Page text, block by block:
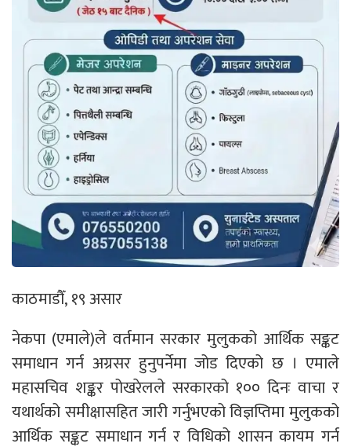
काठमाडौँ, १९ असार
नेकपा (एमाले)ले वर्तमान सरकार मुलुकको आर्थिक सङ्कट
समाधान गर्न अग्रसर हुनुपर्नेमा जोड दिएको छ । एमाले
महासचिव शङ्कर पोखरेलले सरकारको १०० दिनः वाचा र
यथार्थको समीक्षासहित जारी गर्नुभएको विज्ञप्तिमा मुलुकको
आर्थिक सङ्कट समाधान गर्न र विधिको शासन कायम गर्न